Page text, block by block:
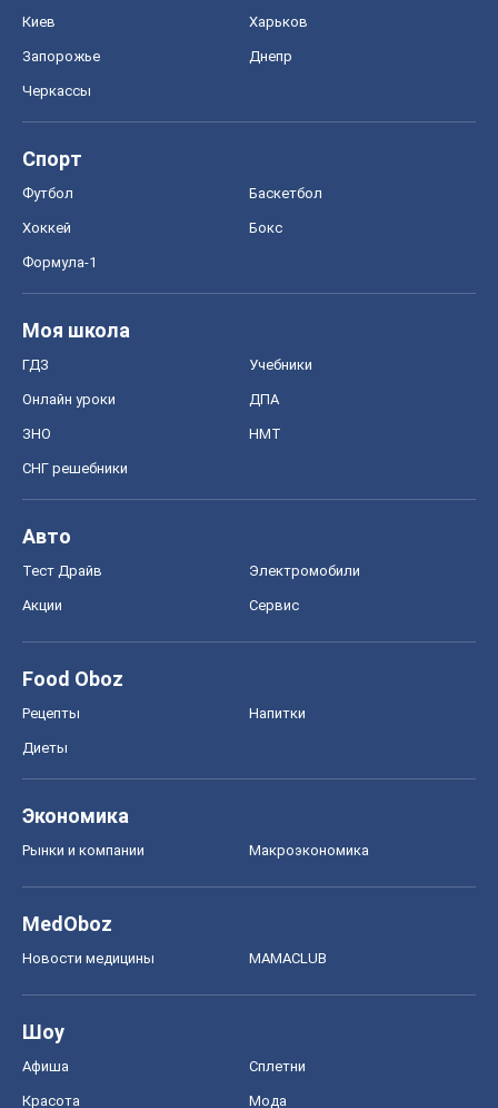
Киев Харьков
Запорожье Днепр
Черкассы
Спорт
Футбол Баскетбол
Хоккей Бокс
Формула-1
Моя школа
ГДЗ Учебники
Онлайн уроки ДПА
ЗНО НМТ
СНГ решебники
Авто
Тест Драйв Электромобили
Акции Сервис
Food Oboz
Рецепты Напитки
Диеты
Экономика
Рынки и компании Mакроэкономика
MedOboz
Новости медицины MAMACLUB
Шоу
Афиша Сплетни
Красота Мода